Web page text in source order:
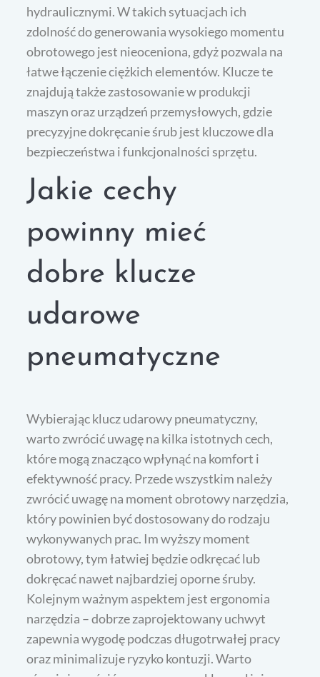
hydraulicznymi. W takich sytuacjach ich
zdolność do generowania wysokiego momentu
obrotowego jest nieoceniona, gdyż pozwala na
łatwe łączenie ciężkich elementów. Klucze te
znajdują także zastosowanie w produkcji
maszyn oraz urządzeń przemysłowych, gdzie
precyzyjne dokręcanie śrub jest kluczowe dla
bezpieczeństwa i funkcjonalności sprzętu.
Jakie cechy
powinny mieć
dobre klucze
udarowe
pneumatyczne
Wybierając klucz udarowy pneumatyczny,
warto zwrócić uwagę na kilka istotnych cech,
które mogą znacząco wpłynąć na komfort i
efektywność pracy. Przede wszystkim należy
zwrócić uwagę na moment obrotowy narzędzia,
który powinien być dostosowany do rodzaju
wykonywanych prac. Im wyższy moment
obrotowy, tym łatwiej będzie odkręcać lub
dokręcać nawet najbardziej oporne śruby.
Kolejnym ważnym aspektem jest ergonomia
narzędzia – dobrze zaprojektowany uchwyt
zapewnia wygodę podczas długotrwałej pracy
oraz minimalizuje ryzyko kontuzji. Warto